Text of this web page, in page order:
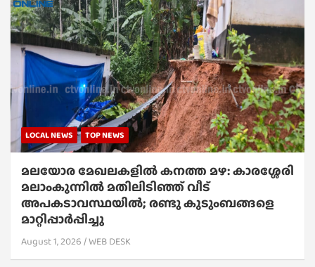
LOCAL NEWS TOP NEWS
മലയോര മേഖലകളിൽ കനത്ത മഴ: കാരശ്ശേരി
മലാംകുന്നിൽ മതിലിടിഞ്ഞ് വീട്
അപകടാവസ്ഥയിൽ; രണ്ടു കുടുംബങ്ങളെ
മാറ്റിപ്പാർപ്പിച്ചു
August 1, 2026 WEB DESK